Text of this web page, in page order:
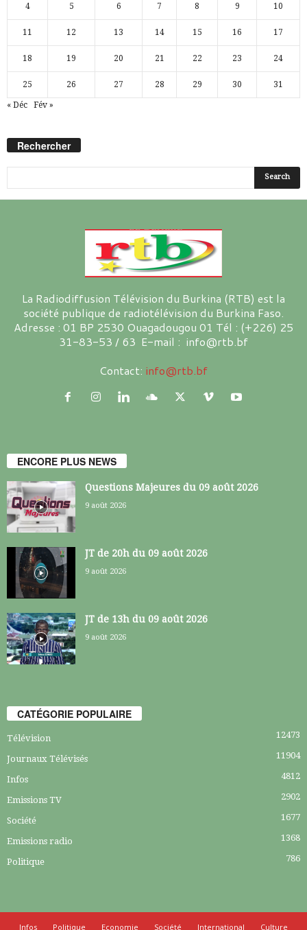
4 5 6 7 8 9 10
11 12 13 14 15 16 17
18 19 20 21 22 23 24
25 26 27 28 29 30 31
« Déc Fév »
Rechercher
La Radiodiffusion Télévision du Burkina (RTB) est la
société publique de radiotélévision du Burkina Faso.
Adresse : 01 BP 2530 Ouagadougou 01 Tél : (+226) 25
31-83-53 / 63 E-mail : info@rtb.bf
Contact: info@rtb.bf
ENCORE PLUS NEWS
Questions Majeures du 09 août 2026
9 août 2026
JT de 20h du 09 août 2026
9 août 2026
JT de 13h du 09 août 2026
9 août 2026
CATÉGORIE POPULAIRE
Télévision 12473
Journaux Télévisés 11904
Infos 4812
Emissions TV 2902
Société 1677
Emissions radio 1368
Politique 786
Infos Politique Economie Société International Culture